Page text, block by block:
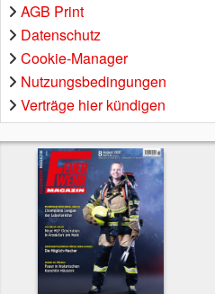
AGB Print
Datenschutz
Cookie-Manager
Nutzungsbedingungen
Verträge hier kündigen